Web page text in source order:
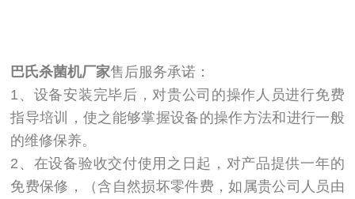
巴氏杀菌机厂家售后服务承诺：
1、设备安装完毕后，对贵公司的操作人员进行免费
指导培训，使之能够掌握设备的操作方法和进行一般
的维修保养。
2、在设备验收交付使用之日起，对产品提供一年的
免费保修，（含自然损坏零件费，如属贵公司人员由